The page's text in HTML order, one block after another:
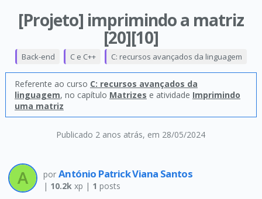
[Projeto] imprimindo a matriz
[20][10]
Publicado 2 anos atrás, em 28/05/2024
Back-end C e C++ C: recursos avançados da linguagem
Referente ao curso C: recursos avançados da
linguagem, no capítulo Matrizes e atividade Imprimindo
uma matriz
por António Patrick Viana Santos
| 10.2kxp | 1 posts